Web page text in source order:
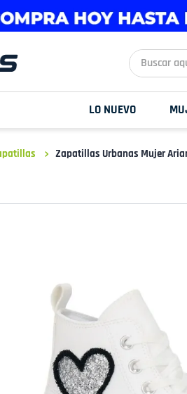
Buscar aquí
LO NUEVO
Zapatillas Urbanas Mujer